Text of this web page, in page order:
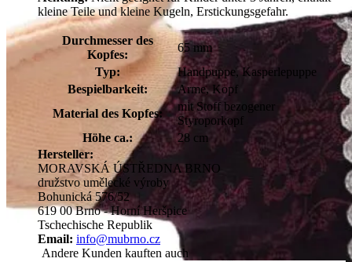
kleine Teile und kleine Kugeln, Erstickungsgefahr.
Durchmesser des
Kopfes:
65 mm
Typ:
Handpuppe, Kasperlepuppe
Bespielbarkeit:
Arme, Kopf
Material des Kopfes:
mit Stoff bezogener
Styroporkopf
Höhe ca.:
28 cm
Hersteller:
MORAVSKÁ ÚSTŘEDNA BRNO
družstvo umělecké výroby
Bohunická 576/52
619 00 Brno - Horní Heršpice
Tschechische Republik
Email: info@mubrno.cz
Andere Kunden kauften auch